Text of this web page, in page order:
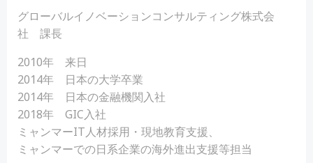
グローバルイノベーションコンサルティング株式会
社 課長
2010年 来日
2014年 日本の大学卒業
2014年 日本の金融機関入社
2018年 GIC入社
ミャンマーIT人材採用・現地教育支援、
ミャンマーでの日系企業の海外進出支援等担当